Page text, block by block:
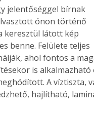
jelentőséggel bírnak
ónon történő
keresztül látott kép
benne. Felülete teljes
ahol fontos a
is alkalmazható
A víztiszta,
hajlítható,